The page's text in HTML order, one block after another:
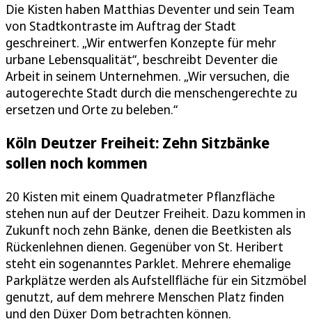
Die Kisten haben Matthias Deventer und sein Team
von Stadtkontraste im Auftrag der Stadt
geschreinert. „Wir entwerfen Konzepte für mehr
urbane Lebensqualität“, beschreibt Deventer die
Arbeit in seinem Unternehmen. „Wir versuchen, die
autogerechte Stadt durch die menschengerechte zu
ersetzen und Orte zu beleben.“
Köln Deutzer Freiheit: Zehn Sitzbänke
sollen noch kommen
20 Kisten mit einem Quadratmeter Pflanzfläche
stehen nun auf der Deutzer Freiheit. Dazu kommen in
Zukunft noch zehn Bänke, denen die Beetkisten als
Rückenlehnen dienen. Gegenüber von St. Heribert
steht ein sogenanntes Parklet. Mehrere ehemalige
Parkplätze werden als Aufstellfläche für ein Sitzmöbel
genutzt, auf dem mehrere Menschen Platz finden
und den Düxer Dom betrachten können.